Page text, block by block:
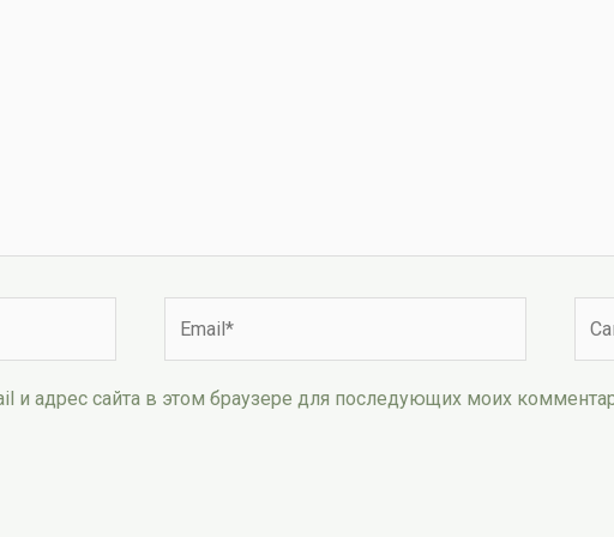
и адрес сайта в этом браузере для последующих моих